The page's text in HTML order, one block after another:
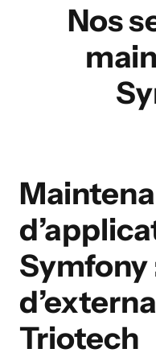
Nos
Symfony
Triotech